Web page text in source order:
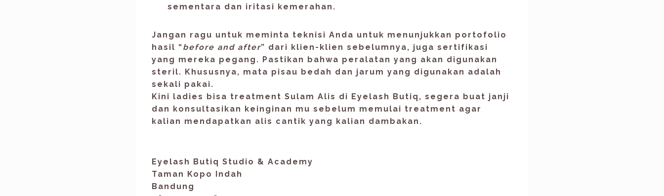
sementara dan iritasi kemerahan.
Jangan ragu untuk meminta teknisi Anda untuk menunjukkan portofolio
hasil “before and after” dari klien-klien sebelumnya, juga sertifikasi
yang mereka pegang. Pastikan bahwa peralatan yang akan digunakan
steril. Khususnya, mata pisau bedah dan jarum yang digunakan adalah
sekali pakai.
Kini ladies bisa treatment Sulam Alis di Eyelash Butiq, segera buat janji
dan konsultasikan keinginan mu sebelum memulai treatment agar
kalian mendapatkan alis cantik yang kalian dambakan.
Eyelash Butiq Studio & Academy
Taman Kopo Indah
Bandung